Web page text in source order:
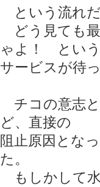
という流れだ
どう見ても
ゃよ！ という
サービスが待
チコの意志
ど、直接の
阻止原因とな
た。
もしかして